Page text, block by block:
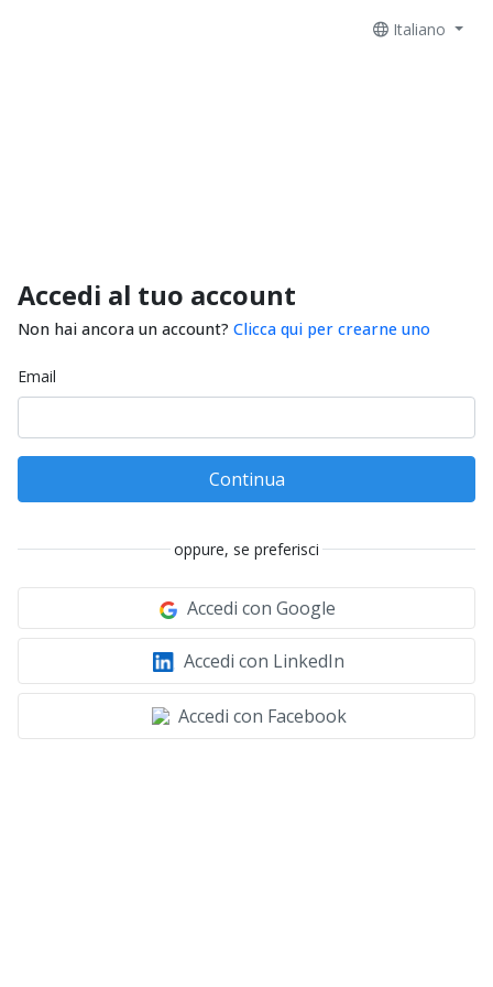
Italiano
Accedi al tuo account
Non hai ancora un account? Clicca qui per crearne uno
Email
Continua
oppure, se preferisci
Accedi con Google
Accedi con LinkedIn
Accedi con Facebook